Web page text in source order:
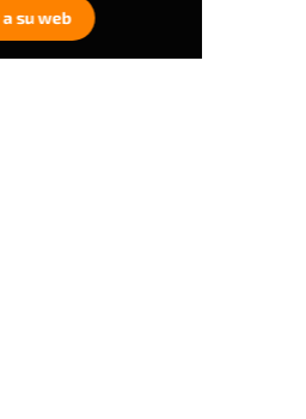
web